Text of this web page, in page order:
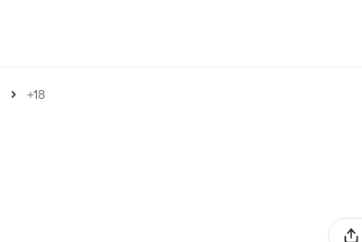
+18